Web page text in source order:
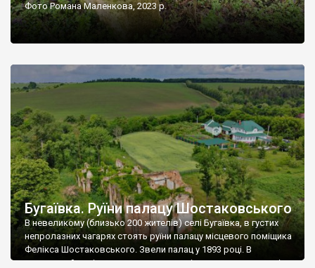
Фото Романа Маленкова, 2023 р.
Бугаївка. Руїни палацу Шостаковського
В невеликому (близько 200 жителів) селі Бугаївка, в густих
непролазних чагарях стоять руїни палацу місцевого поміщика
Фелікса Шостаковського. Звели палац у 1893 році. В
радянський період у ньому спочатку містилася школа, потім